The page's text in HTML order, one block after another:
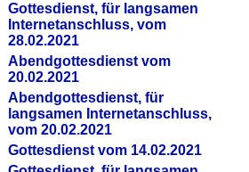
Gottesdienst, für langsamen
Internetanschluss, vom
28.02.2021
Abendgottesdienst vom
20.02.2021
Abendgottesdienst, für
langsamen Internetanschluss,
vom 20.02.2021
Gottesdienst vom 14.02.2021